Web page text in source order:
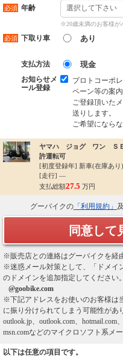
年齢
※20歳未満のお客様が
下取り車 あり
支払方法 現金
お知らせメ
ール登録
プロトコーポ
ペーン等の案
ご登録頂いた
送りします。
ご希望になら
ヤマハ ジョグ ワン ＳＥ
許運転可
[初度登録年] 新車(在庫あり)
[走行] ―
支払総額27.5 万円
グーバイクの「利用規約」
同意して
※販売店との連絡はグーバイクを経
※迷惑メール対策として、「ドメイ
のドメインを追加指定してください。
@goobike.com
※下記アドレスをお使いのお客様は
に振り分けられてしまう可能性があ
outlook.jp、outlook.com、hotmail.com
msn.comなどのマイクロソフト系メ
以下は任意の項目です。